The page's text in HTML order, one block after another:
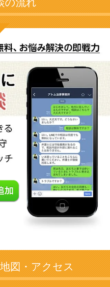
の流れ
図・アクセス